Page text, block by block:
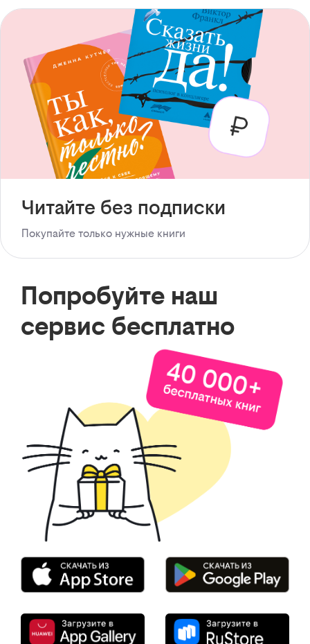
Читайте без подписки
Покупайте только нужные книги
Попробуйте наш
сервис бесплатно